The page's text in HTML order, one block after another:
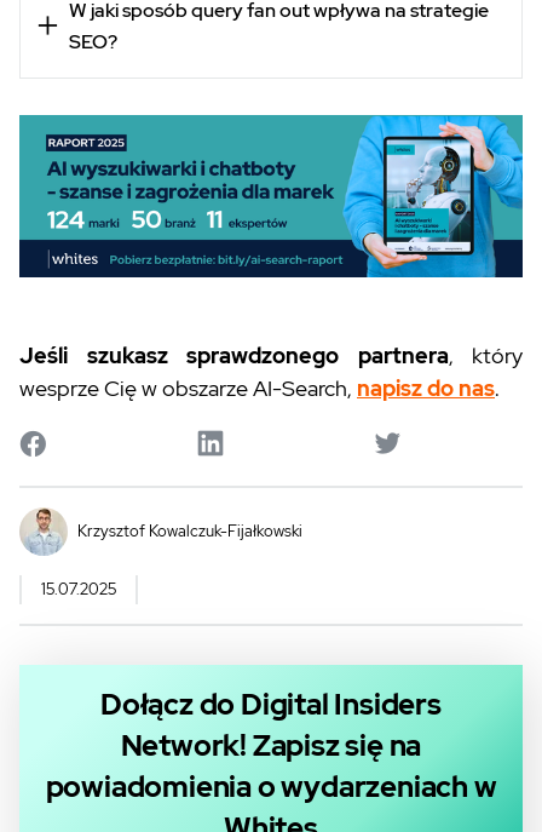
W jaki sposób query fan out wpływa na strategie
SEO?
Jeśli szukasz sprawdzonego partnera, który
wesprze Cię w obszarze AI-Search, napisz do nas.
Krzysztof Kowalczuk-Fijałkowski
15.07.2025
Dołącz do Digital Insiders
Network! Zapisz się na
powiadomienia o wydarzeniach w